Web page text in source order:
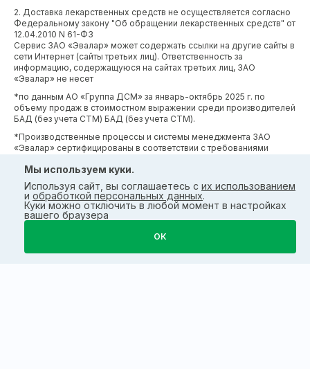
2. Доставка лекарственных средств не осуществляется согласно
Федеральному закону "Об обращении лекарственных средств" от
12.04.2010 N 61-ФЗ
Сервис ЗАО «Эвалар» может содержать ссылки на другие сайты в
сети Интернет (сайты третьих лиц). Ответственность за
информацию, содержащуюся на сайтах третьих лиц, ЗАО
«Эвалар» не несет
*по данным АО «Группа ДСМ» за январь-октябрь 2025 г. по
объему продаж в стоимостном выражении среди производителей
БАД (без учета СТМ) БАД (без учета СТМ).
*Производственные процессы и системы менеджмента ЗАО
«Эвалар» сертифицированы в соответствии с требованиями
Мы используем куки.
Используя сайт, вы соглашаетесь с их использованием
и обработкой персональных данных.
Куки можно отключить в любой момент в настройках
вашего браузера
ОК